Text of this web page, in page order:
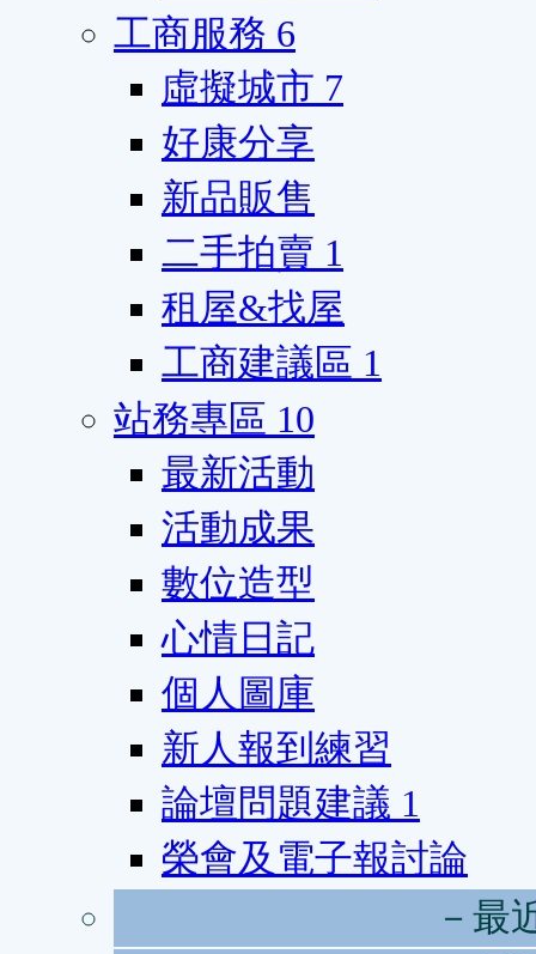
工商服務 6
虛擬城市 7
好康分享
新品販售
二手拍賣 1
租屋&找屋
工商建議區 1
站務專區 10
最新活動
活動成果
數位造型
心情日記
個人圖庫
新人報到練習
論壇問題建議 1
榮會及電子報討論
－最